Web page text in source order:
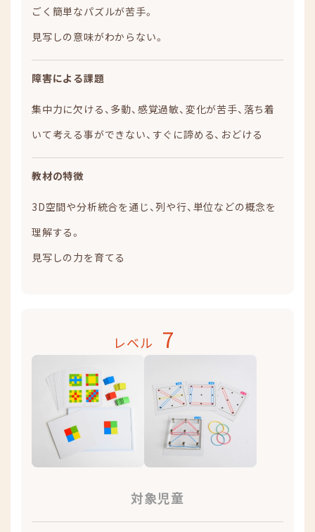
ごく簡単なパズルが苦手。
見写しの意味がわからない。
障害による課題
集中力に欠ける、多動、感覚過敏、変化が苦手、落ち着
いて考える事ができない、すぐに諦める、おどける
教材の特徴
3D空間や分析統合を通じ、列や行、単位などの概念を
理解する。
見写しの力を育てる
レベル 7
対象児童